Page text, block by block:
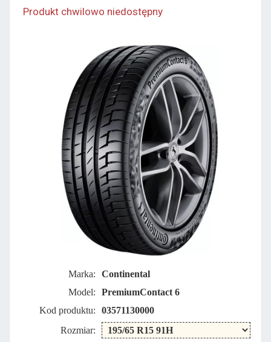
Produkt chwilowo niedostępny
Marka:
Continental
Model:
PremiumContact 6
Kod produktu:
03571130000
Rozmiar: